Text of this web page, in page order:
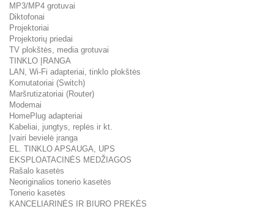
MP3/MP4 grotuvai
Diktofonai
Projektoriai
Projektorių priedai
TV plokštės, media grotuvai
TINKLO ĮRANGA
LAN, Wi-Fi adapteriai, tinklo plokštės
Komutatoriai (Switch)
Maršrutizatoriai (Router)
Modemai
HomePlug adapteriai
Kabeliai, jungtys, replės ir kt.
Įvairi bevielė įranga
EL. TINKLO APSAUGA, UPS
EKSPLOATACINĖS MEDŽIAGOS
Rašalo kasetės
Neoriginalios tonerio kasetės
Tonerio kasetės
KANCELIARINĖS IR BIURO PREKĖS